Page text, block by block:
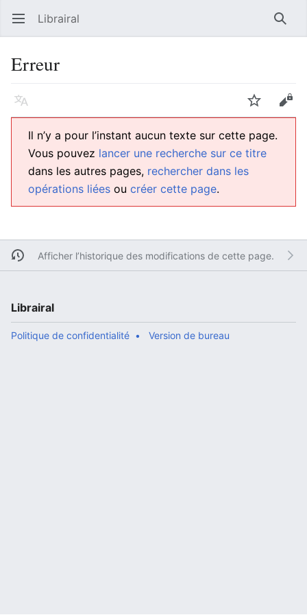
Ouvrir le menu principal Librairal
Erreur
Langue Suivre
Il n’y a pour l’instant aucun texte sur cette page.
Vous pouvez lancer une recherche sur ce titre
dans les autres pages, rechercher dans les
opérations liées ou créer cette page.
Afficher l’historique des modifications de cette page.
Librairal
Politique de confidentialité Version de bureau